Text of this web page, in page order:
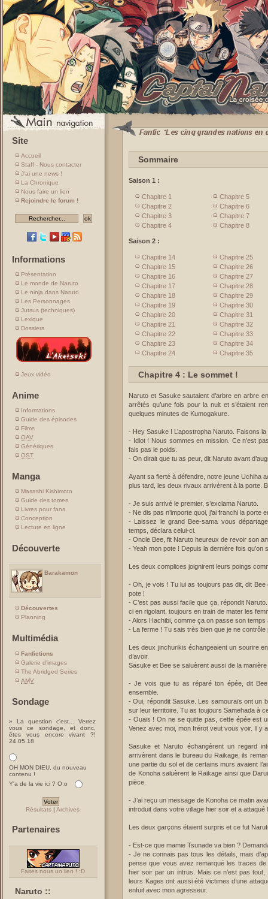
Site
Accueil
Staff - Nous contacter
J'ai une news !
La Chronique
Nous faire un lien
Rejoindre le forum !
Informations
Présentation
Le monde de Naruto
Le ninja dans Naruto
Les Personnages
Jutsus (techniques)
Lexique
Dossiers
Jeux vidéo
Anime
Informations
Guide des épisodes
Films
OAV
Génériques
OST
Manga
Masashi Kishimoto
Guide des tomes
Livres pour fans
Conception
Lecture en ligne
Découverte
Barakamon
Découvertes
Planning
Multimédia
Fanfictions
Galerie d'images
The Abridged Series
AMV
Sondage
» La question c'est... Verrez
vous ce sondage, et donc,
êtes vous encore vivant ?!
24.05.18
OH MON DIEU, du nouveau
contenu !
Y'a de la vie ici ? O.o
Résultats| Archives
Partenaires
Faites nous un lien ! :D
Naruto ::
Sommaire
Saison 1 :
Chapitre 1
Chapitre 2
Chapitre 3
Chapitre 4
Chapitre 5
Chapitre 6
Chapitre 7
Chapitre 8
Saison 2 :
Chapitre 14
Chapitre 15
Chapitre 16
Chapitre 17
Chapitre 18
Chapitre 19
Chapitre 20
Chapitre 21
Chapitre 22
Chapitre 23
Chapitre 24
Chapitre 25
Chapitre 26
Chapitre 27
Chapitre 28
Chapitre 29
Chapitre 30
Chapitre 31
Chapitre 32
Chapitre 33
Chapitre 34
Chapitre 35
Chapitre 4 : Le sommet !
Naruto et Sasuke sautaient d’arbre en arbre
arrêtés qu’une fois pour la nuit et s’étaient
quelques minutes de Kumogakure.
- Hey Sasuke ! L’apostropha Naruto. Faisons
- Idiot ! Nous sommes en mission. Ce n’est
fais pas le poids.
- On dirait que tu as peur, dit Naruto avant
Ayant sa fierté à défendre, notre jeune Uchiha
plus tard, les deux rivaux arrivèrent à la porte.
- Je suis arrivé le premier, s’exclama Naruto.
- Ne dis pas n’importe quoi, j’ai franchi la porte
- Laissez le grand Bee-sama vous
temps, déclara celui-ci.
- Oncle Bee, fit Naruto heureux de revoir son
- Yeah mon pote ! Depuis la dernière fois qu’on
Les deux complices joignirent leurs poings
- Oh, je vois ! Tu lui as toujours pas dit, dit Bee
pote !
- C’est pas aussi facile que ça, répondit
ci en rigolant, toujours en train de mater les
- Alors Hachibi, comme ça on passe son
- La ferme ! Tu sais très bien que je ne
Les deux jinchurikis échangeaient un sourire
d’avoir.
Sasuke et Bee se saluèrent aussi de la
- Je vois que tu as réparé ton épée, dit Bee
ensemble.
- Oui, répondit Sasuke. Les samouraïs ont un
sur leur territoire. Tu as toujours Samehada à
- Ouais ! On ne se quitte pas, cette épée est
Venez avec moi, mon frérot veut vous voir. Il y
Sasuke et Naruto échangèrent un regard
arrivèrent dans le bureau du Raikage, ils
une partie du sol et de certains murs avaient
de Konoha saluèrent le Raikage ainsi que
pièce.
- J’ai reçu un message de Konoha ce matin
introduit dans votre village hier soir et a attaqué
Les deux garçons étaient surpris et ce fut
- Est-ce que mamie Tsunade va bien ?
- Je ne connais pas tous les détails, mais
pense que vous avez remarqué les traces de
hier soir par un intrus. Mais ce n’est pas
leurs Kages ont aussi été victimes d’une
enfuit avec mon agresseur.